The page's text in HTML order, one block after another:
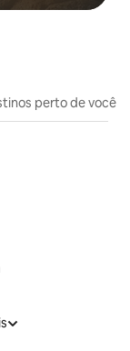
perto de você